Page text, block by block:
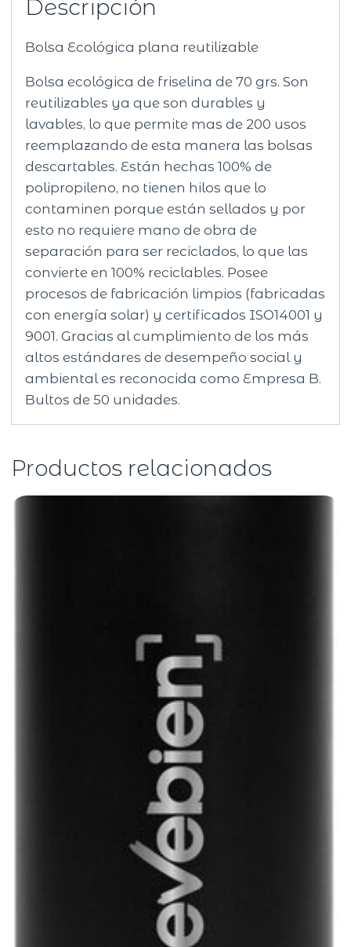
Descripción
Bolsa Ecológica plana reutilizable
Bolsa ecológica de friselina de 70 grs. Son
reutilizables ya que son durables y
lavables, lo que permite mas de 200 usos
reemplazando de esta manera las bolsas
descartables. Están hechas 100% de
polipropileno, no tienen hilos que lo
contaminen porque están sellados y por
esto no requiere mano de obra de
separación para ser reciclados, lo que las
convierte en 100% reciclables. Posee
procesos de fabricación limpios (fabricadas
con energía solar) y certificados ISO14001 y
9001. Gracias al cumplimiento de los más
altos estándares de desempeño social y
ambiental es reconocida como Empresa B.
Bultos de 50 unidades.
Productos relacionados